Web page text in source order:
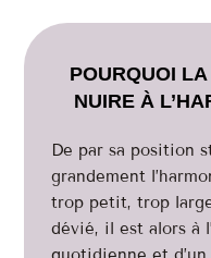
POURQUOI
NUIRE À
De par sa position
grandement
trop petit, trop
dévié, il est alors à